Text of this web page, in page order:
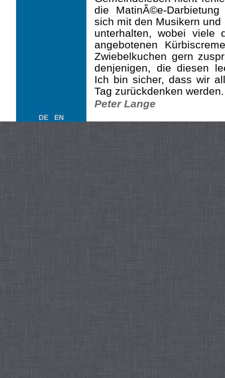
die MatinÃ©e-
sich mit den Musikern
unterhalten, wobei viele
angebotenen
Zwiebelkuchen gern
denjenigen, die diesen
Ich bin sicher, dass wir
Tag zurückdenken werden.
Peter Lange
DE EN